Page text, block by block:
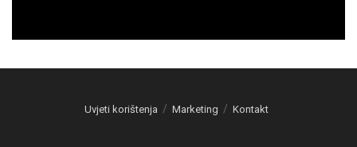
Uvjeti korištenja Marketing Kontakt